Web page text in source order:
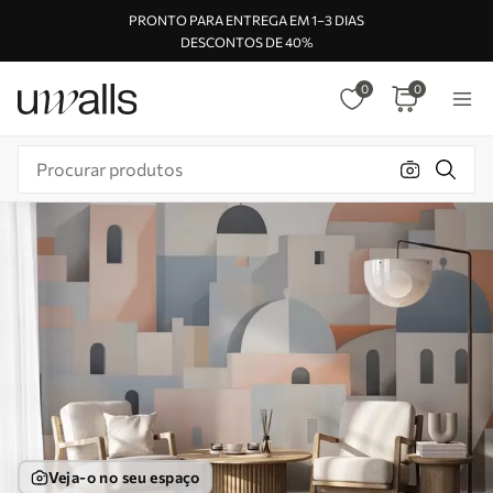
PRONTO PARA ENTREGA EM 1–3 DIAS
DESCONTOS DE 40%
0 0
Veja-o no seu espaço